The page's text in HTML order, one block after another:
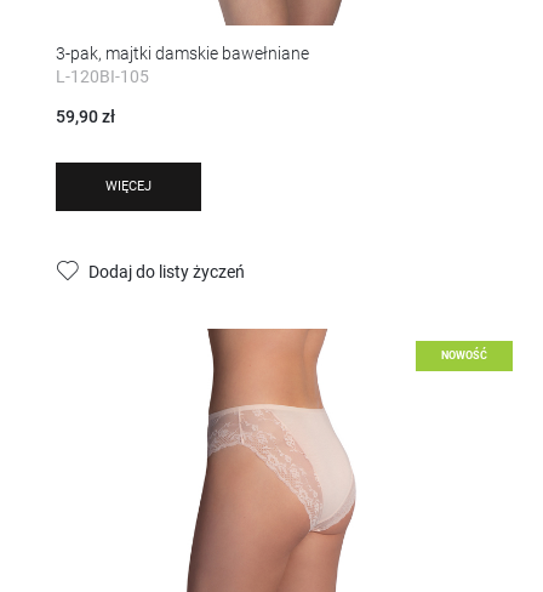
3-pak, majtki damskie bawełniane
L-120BI-105
59,90 zł
WIĘCEJ
Dodaj do listy życzeń
NOWOŚĆ